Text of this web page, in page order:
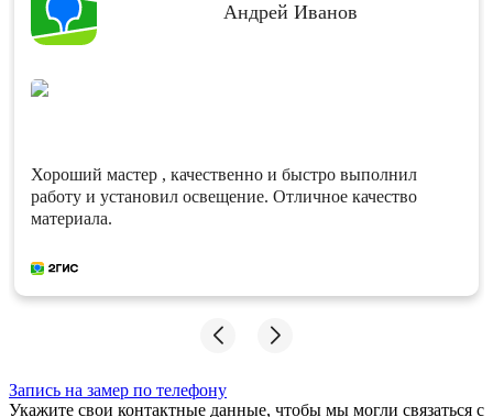
Плеханов Д.
Отличные окна, мастер Евгений быстро и качественно
все установил
Укажите свои контактные данные, чтобы мы могли связаться с
вами